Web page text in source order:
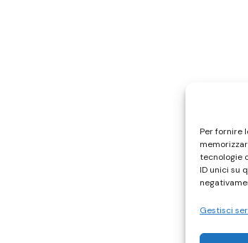
Per fornire
tecnologie
ID unici su
Gestisci